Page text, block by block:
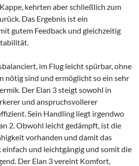
kehrten aber schließlich zum
Das Ergebnis ist ein
gutem Feedback und gleichzeitig
im Flug leicht spürbar, ohne
nötig sind und ermöglicht so ein sehr
Der Elan 3 steigt sowohl in
und anspruchsvollerer
Sein Handling liegt irgendwo
2. Obwohl leicht gedämpft, ist die
vorhanden und damit das
und leichtgängig und somit die
Der Elan 3 vereint Komfort,